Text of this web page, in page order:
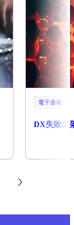
電子書籍
DX失敗の